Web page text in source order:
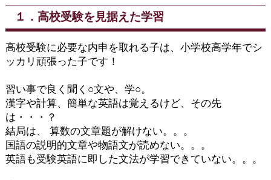
１．高校受験を見据えた学習
高校受験に必要な内申を取れる子は、小学校高学年でシ
ッカリ頑張った子です！
習い事で良く聞く○文や、学○。
漢字や計算、簡単な英語は覚えるけど、その先
は・・・？
結局は、 算数の文章題が解けない。。。
国語の説明的文章や物語文が読めない。。。
英語も受験英語に即した文法が学習できていない。。。